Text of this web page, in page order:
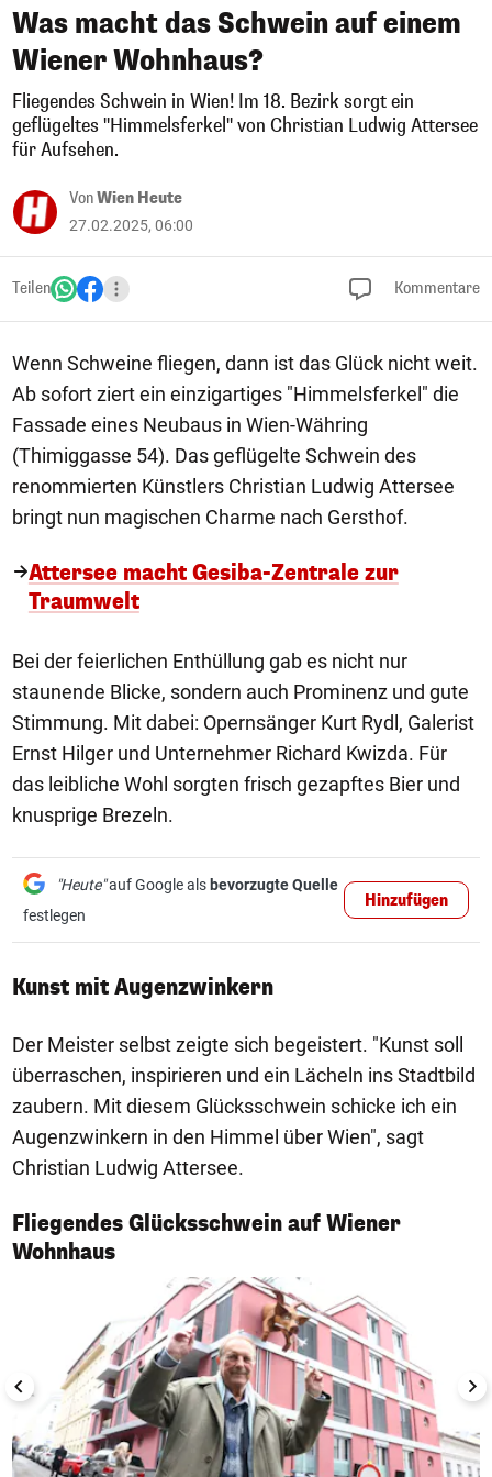
Was macht das Schwein auf einem
Wiener Wohnhaus?
Fliegendes Schwein in Wien! Im 18. Bezirk sorgt ein
geflügeltes "Himmelsferkel" von Christian Ludwig Attersee
für Aufsehen.
VonWien Heute
27.02.2025, 06:00
Teilen Kommentare
Wenn Schweine fliegen, dann ist das Glück nicht weit.
Ab sofort ziert ein einzigartiges "Himmelsferkel" die
Fassade eines Neubaus in Wien-Währing
(Thimiggasse 54). Das geflügelte Schwein des
renommierten Künstlers Christian Ludwig Attersee
bringt nun magischen Charme nach Gersthof.
Attersee macht Gesiba-Zentrale zur
Traumwelt
Bei der feierlichen Enthüllung gab es nicht nur
staunende Blicke, sondern auch Prominenz und gute
Stimmung. Mit dabei: Opernsänger Kurt Rydl, Galerist
Ernst Hilger und Unternehmer Richard Kwizda. Für
das leibliche Wohl sorgten frisch gezapftes Bier und
knusprige Brezeln.
"Heute"auf Google als bevorzugte Quelle
festlegen
Hinzufügen
Kunst mit Augenzwinkern
Der Meister selbst zeigte sich begeistert. "Kunst soll
überraschen, inspirieren und ein Lächeln ins Stadtbild
zaubern. Mit diesem Glücksschwein schicke ich ein
Augenzwinkern in den Himmel über Wien", sagt
Christian Ludwig Attersee.
Fliegendes Glücksschwein auf Wiener
Wohnhaus
1/5